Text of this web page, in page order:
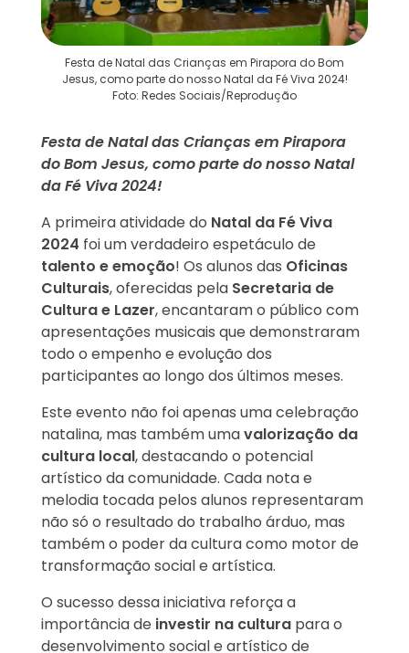
Festa de Natal das Crianças em Pirapora do Bom
Jesus, como parte do nosso Natal da Fé Viva 2024!
Foto: Redes Sociais/Reprodução
Festa de Natal das Crianças em Pirapora
do Bom Jesus, como parte do nosso Natal
da Fé Viva 2024!
A primeira atividade do Natal da Fé Viva
2024 foi um verdadeiro espetáculo de
talento e emoção! Os alunos das Oficinas
Culturais, oferecidas pela Secretaria de
Cultura e Lazer, encantaram o público com
apresentações musicais que demonstraram
todo o empenho e evolução dos
participantes ao longo dos últimos meses.
Este evento não foi apenas uma celebração
natalina, mas também umavalorização da
cultura local, destacando o potencial
artístico da comunidade. Cada nota e
melodia tocada pelos alunos representaram
não só o resultado do trabalho árduo, mas
também o poder da cultura como motor de
transformação social e artística.
O sucesso dessa iniciativa reforça a
importância de investir na cultura para o
desenvolvimento social e artístico de